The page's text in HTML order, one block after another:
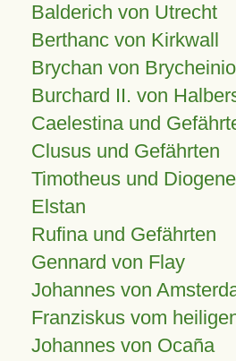
Balderich von Utrecht
Berthanc von Kirkwall
Brychan von
Burchard II. von
Caelestina und
Clusus und Gefährten
Timotheus und
Elstan
Rufina und Gefährten
Gennard von Flay
Johannes von
Franziskus vom
Johannes von Ocaña